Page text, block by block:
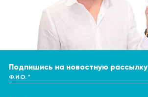
Подпишись на новостную рассылку
Ф.И.О. *